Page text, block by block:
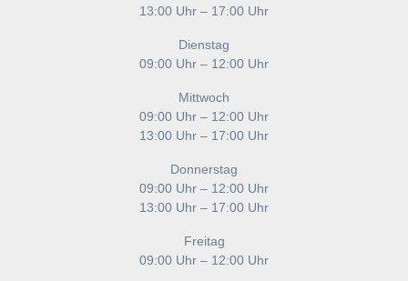
13:00 Uhr – 17:00 Uhr
Dienstag
09:00 Uhr – 12:00 Uhr
Mittwoch
09:00 Uhr – 12:00 Uhr
13:00 Uhr – 17:00 Uhr
Donnerstag
09:00 Uhr – 12:00 Uhr
13:00 Uhr – 17:00 Uhr
Freitag
09:00 Uhr – 12:00 Uhr